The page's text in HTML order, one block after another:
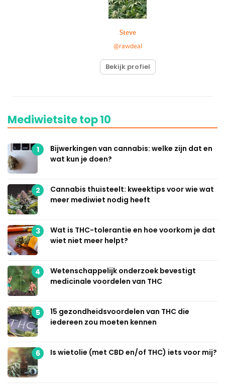
Steve
@rawdeal
Bekijk profiel
Mediwietsite top 10
1
Bijwerkingen van cannabis: welke zijn dat en
wat kun je doen?
2
Cannabis thuisteelt: kweektips voor wie wat
meer mediwiet nodig heeft
3
Wat is THC-tolerantie en hoe voorkom je dat
wiet niet meer helpt?
4
Wetenschappelijk onderzoek bevestigt
medicinale voordelen van THC
5
15 gezondheidsvoordelen van THC die
iedereen zou moeten kennen
6 Is wietolie (met CBD en/of THC) iets voor mij?